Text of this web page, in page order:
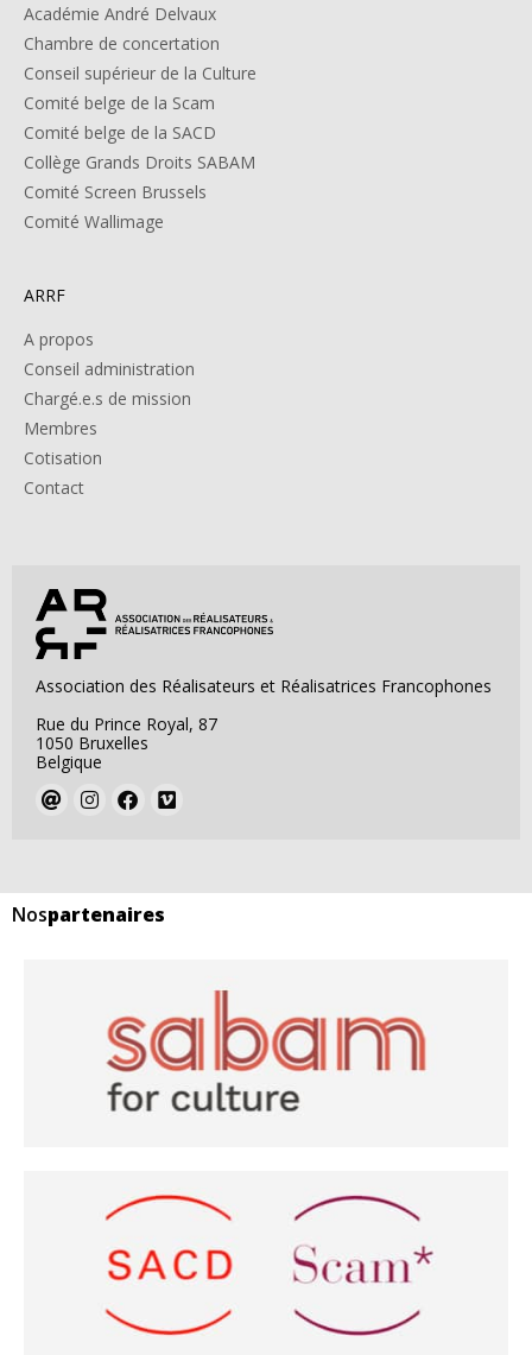
Académie André Delvaux
Chambre de concertation
Conseil supérieur de la Culture
Comité belge de la Scam
Comité belge de la SACD
Collège Grands Droits SABAM
Comité Screen Brussels
Comité Wallimage
ARRF
A propos
Conseil administration
Chargé.e.s de mission
Membres
Cotisation
Contact
Association des Réalisateurs et Réalisatrices Francophones
Rue du Prince Royal, 87
1050 Bruxelles
Belgique
Nospartenaires